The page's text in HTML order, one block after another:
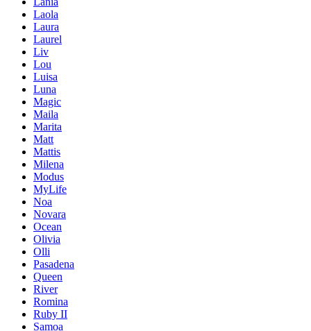
Laola
Laura
Laurel
Liv
Lou
Luisa
Luna
Magic
Maila
Marita
Matt
Mattis
Milena
Modus
MyLife
Noa
Novara
Ocean
Olivia
Olli
Pasadena
Queen
River
Romina
Ruby II
Samoa